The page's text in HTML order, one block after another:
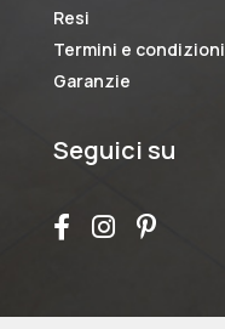
Resi
Termini e condizioni
Garanzie
Seguici su